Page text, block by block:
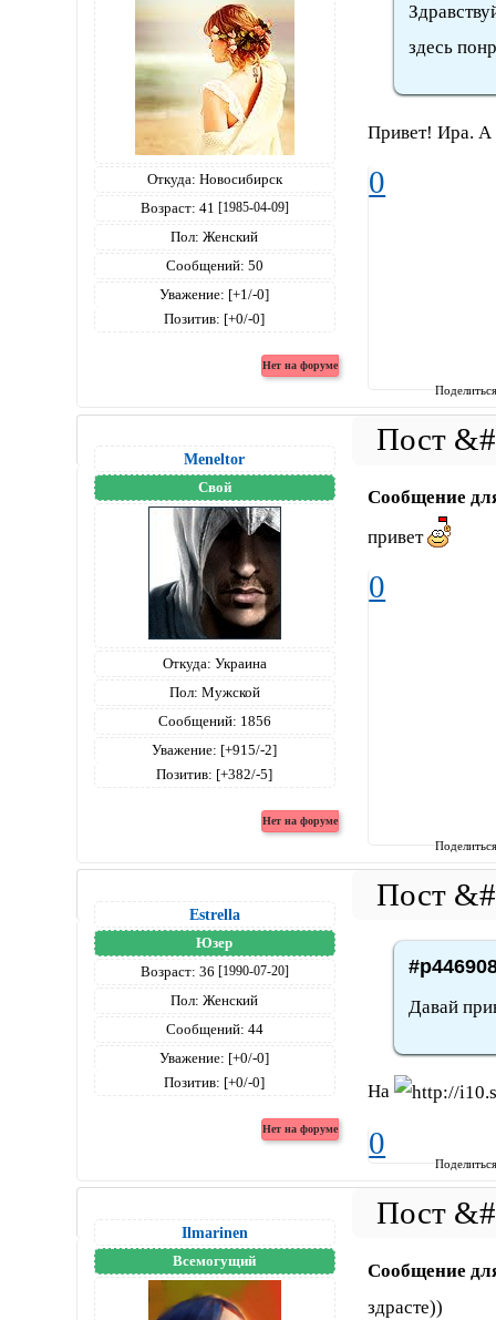
Откуда: Новосибирск
Возраст: 41 [1985-04-09]
Пол: Женский
Сообщений: 50
Уважение: [+1/-0]
Позитив: [+0/-0]
здесь
Привет! Ира. А
0
Meneltоr
Свой
Откуда: Украина
Пол: Мужской
Сообщений: 1856
Уважение: [+915/-2]
Позитив: [+382/-5]
Сообщение
привет
0
Estrella
Юзер
Возраст: 36 [1990-07-20]
Пол: Женский
Сообщений: 44
Уважение: [+0/-0]
Позитив: [+0/-0]
Давай
На
0
Ilmarinen
Всемогущий
Сообщение
здрасте))